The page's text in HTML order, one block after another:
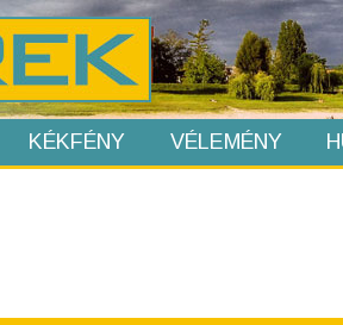
KÉKFÉNY VÉLEMÉNY